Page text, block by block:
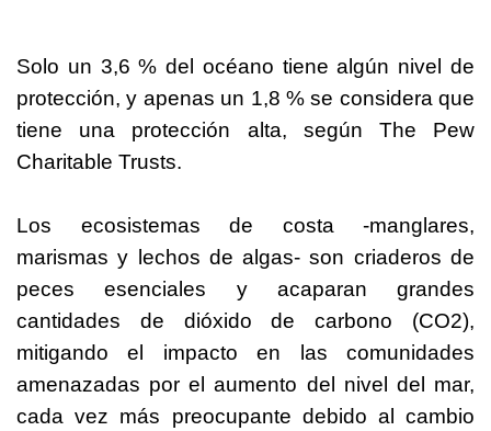
Solo un 3,6 % del océano tiene algún nivel de
protección, y apenas un 1,8 % se considera que
tiene una protección alta, según The Pew
Charitable Trusts.
Los ecosistemas de costa -manglares,
marismas y lechos de algas- son criaderos de
peces esenciales y acaparan grandes
cantidades de dióxido de carbono (CO2),
mitigando el impacto en las comunidades
amenazadas por el aumento del nivel del mar,
cada vez más preocupante debido al cambio